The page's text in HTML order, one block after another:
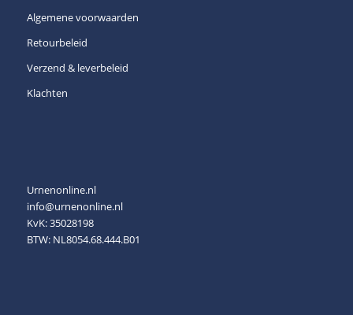
Algemene voorwaarden
Retourbeleid
Verzend & leverbeleid
Klachten
Urnenonline.nl
info@urnenonline.nl
KvK: 35028198
BTW: NL8054.68.444.B01